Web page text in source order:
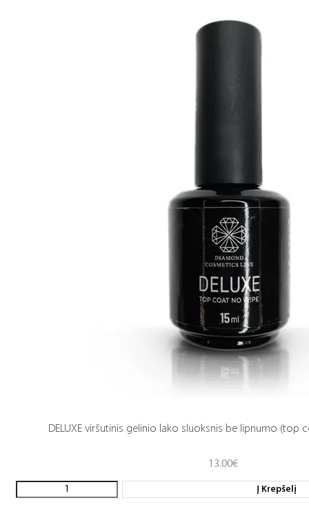
DELUXE viršutinis gelinio lako sluoksnis be lipnumo (top
13.00€
Į Krepšelį